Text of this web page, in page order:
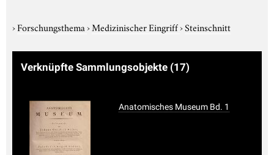
›Forschungsthema›Medizinischer Eingriff›Steinschnitt
Verknüpfte Sammlungsobjekte (17)
Anatomisches Museum Bd. 1